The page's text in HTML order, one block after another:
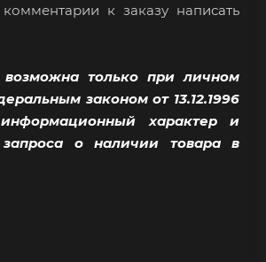
к заказу написать
только при личном
законом от 13.12.1996
характер и
о наличии товара в